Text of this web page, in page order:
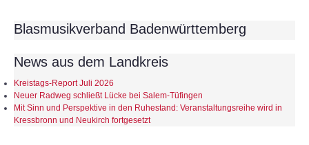
Blasmusikverband Badenwürttemberg
News aus dem Landkreis
Kreistags-Report Juli 2026
Neuer Radweg schließt Lücke bei Salem-Tüfingen
Mit Sinn und Perspektive in den Ruhestand: Veranstaltungsreihe wird in
Kressbronn und Neukirch fortgesetzt